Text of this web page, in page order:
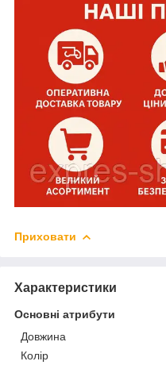
Приховати
Характеристики
Основні атрибути
Довжина
Колір